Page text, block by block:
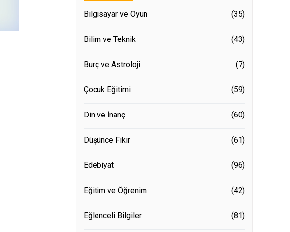
Bilgisayar ve Oyun (35)
Bilim ve Teknik (43)
Burç ve Astroloji (7)
Çocuk Eğitimi (59)
Din ve İnanç (60)
Düşünce Fikir (61)
Edebiyat (96)
Eğitim ve Öğrenim (42)
Eğlenceli Bilgiler (81)